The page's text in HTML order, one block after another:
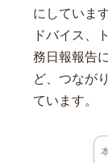
にしていま
ドバイス、
務日報報告
ど、つなが
ています。